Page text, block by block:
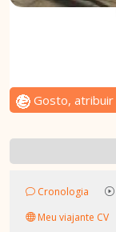
Gosto, atribuir
Cronologia
Meu viajante CV